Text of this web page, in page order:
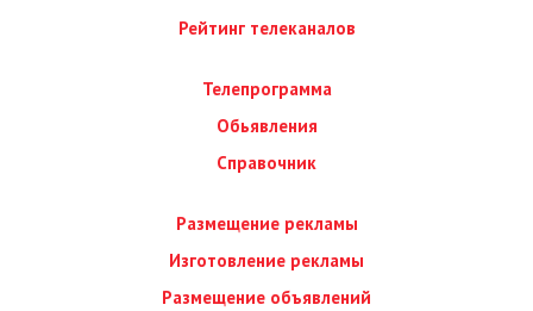
Рейтинг телеканалов
Телепрограмма
Обьявления
Справочник
Размещение рекламы
Изготовление рекламы
Размещение объявлений